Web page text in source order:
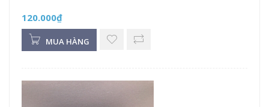
120.000₫
MUA HÀNG